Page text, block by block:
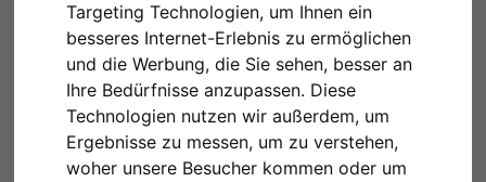
Targeting Technologien, um Ihnen ein
besseres Internet-Erlebnis zu ermöglichen
und die Werbung, die Sie sehen, besser an
Ihre Bedürfnisse anzupassen. Diese
Technologien nutzen wir außerdem, um
Ergebnisse zu messen, um zu verstehen,
woher unsere Besucher kommen oder um